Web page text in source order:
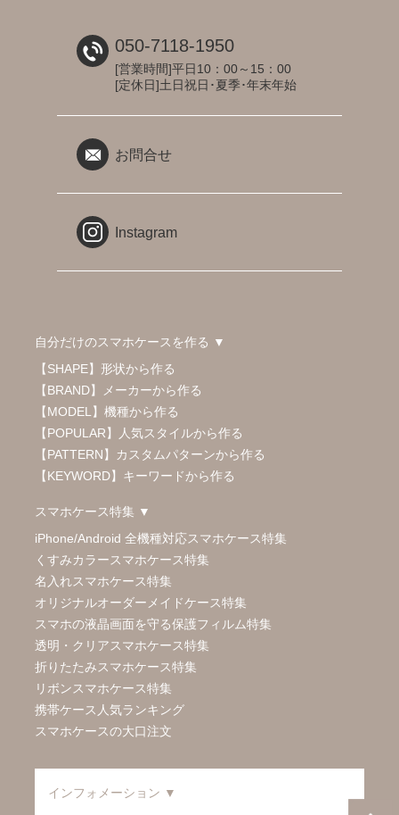
050-7118-1950
[営業時間]平日10：00～15：00
[定休日]土日祝日･夏季･年末年始
お問合せ
Instagram
自分だけのスマホケースを作る ▼
【SHAPE】形状から作る
【BRAND】メーカーから作る
【MODEL】機種から作る
【POPULAR】人気スタイルから作る
【PATTERN】カスタムパターンから作る
【KEYWORD】キーワードから作る
スマホケース特集 ▼
iPhone/Android 全機種対応スマホケース特集
くすみカラースマホケース特集
名入れスマホケース特集
オリジナルオーダーメイドケース特集
スマホの液晶画面を守る保護フィルム特集
透明・クリアスマホケース特集
折りたたみスマホケース特集
リボンスマホケース特集
携帯ケース人気ランキング
スマホケースの大口注文
インフォメーション ▼